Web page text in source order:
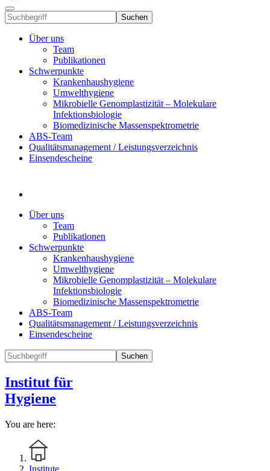
Suchen
Über uns
Team
Publikationen
Schwerpunkte
Krankenhaushygiene
Umwelthygiene
Mikrobielle Genomplastizität – Molekulare
Infektionsbiologie
Biomedizinische Massenspektrometrie
ABS-Team
Qualitätsmanagement / Leistungsverzeichnis
Einsendescheine
Über uns
Team
Publikationen
Schwerpunkte
Krankenhaushygiene
Umwelthygiene
Mikrobielle Genomplastizität – Molekulare
Infektionsbiologie
Biomedizinische Massenspektrometrie
ABS-Team
Qualitätsmanagement / Leistungsverzeichnis
Einsendescheine
Suchen
Institut für
Hygiene
You are here: